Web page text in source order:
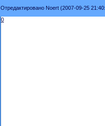
Отредактировано Noert (2007-09-25
0